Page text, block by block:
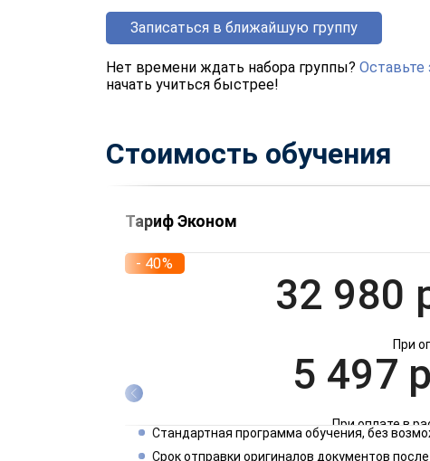
Записаться в ближайшую группу
Нет времени ждать набора группы? Оставьте
начать учиться быстрее!
Стоимость обучения
Тариф Эконом
- 40%
32 980
При
5 497
При оплате в
Стандартная программа обучения, без
Срок отправки оригиналов документов